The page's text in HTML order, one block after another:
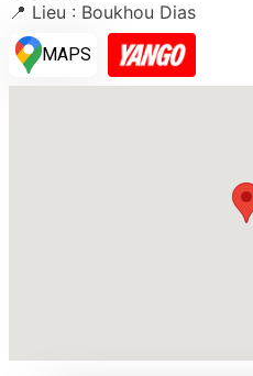
📍 Lieu : Boukhou Dias
MAPS